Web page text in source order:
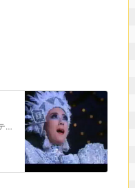
ブレイク・ザ･ボーダー パレード [エンターテイメント] ご要望がありましたのでUPします。